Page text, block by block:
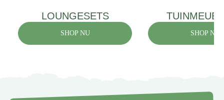
LOUNGESETS
SHOP NU SHOP NU